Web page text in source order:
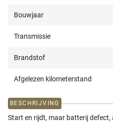
Bouwjaar
Transmissie
Brandstof
Afgelezen kilometerstand
BESCHRIJVING
Start en rijdt, maar batterij defect,